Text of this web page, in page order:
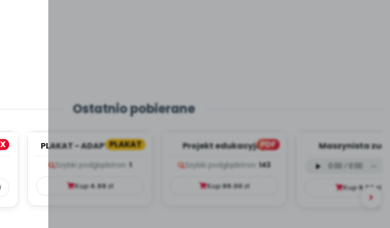
Ostatnio pobierane
PLAKAT
PLAKAT - ADAPTACJA -
Szybki podgląd stron: 1
Kup4.99zł
PDF
Projekt edukacyjny
Szybki podgląd stron: 143
Kup99.00zł
Maszynista
mp3)
Kup9.99 zł